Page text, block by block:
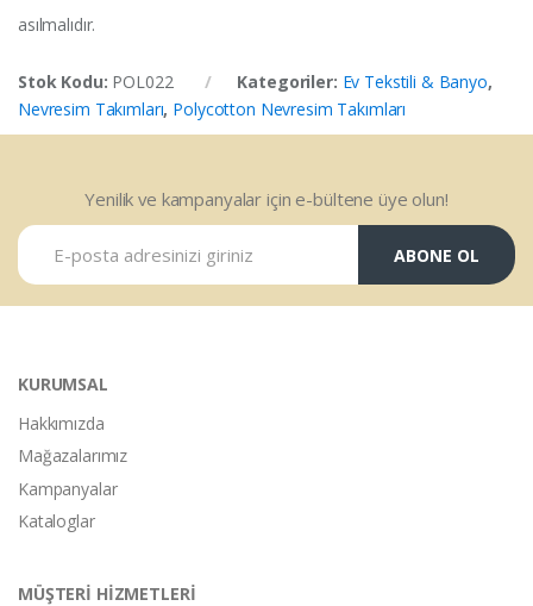
asılmalıdır.
Stok Kodu: POL022 Kategoriler: Ev Tekstili & Banyo,
Nevresim Takımları, Polycotton Nevresim Takımları
Yenilik ve kampanyalar için e-bültene üye olun!
ABONE OL
KURUMSAL
Hakkımızda
Mağazalarımız
Kampanyalar
Kataloglar
MÜŞTERİ HİZMETLERİ